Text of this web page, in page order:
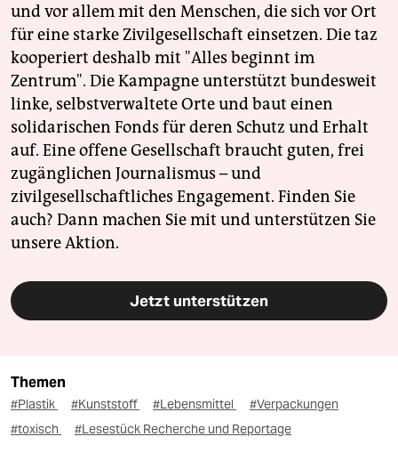
und vor allem mit den Menschen, die sich vor Ort
für eine starke Zivilgesellschaft einsetzen. Die taz
kooperiert deshalb mit "Alles beginnt im
Zentrum". Die Kampagne unterstützt bundesweit
linke, selbstverwaltete Orte und baut einen
solidarischen Fonds für deren Schutz und Erhalt
auf. Eine offene Gesellschaft braucht guten, frei
zugänglichen Journalismus – und
zivilgesellschaftliches Engagement. Finden Sie
auch? Dann machen Sie mit und unterstützen Sie
unsere Aktion.
Jetzt unterstützen
Themen
#Plastik #Kunststoff #Lebensmittel
#Verpackungen
#toxisch
#Lesestück Recherche und Reportage